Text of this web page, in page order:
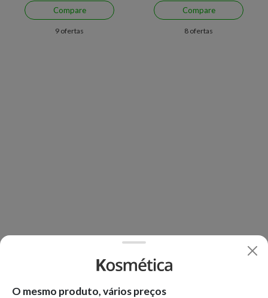
Compare
9 ofertas
Compare
8 ofertas
O mesmo produto, vários preços